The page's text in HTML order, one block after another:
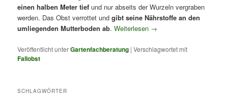
einen halben Meter tief und nur abseits der Wurzeln vergraben
werden. Das Obst verrottet undgibt seine Nährstoffe an den
umliegenden Mutterboden ab.Weiterlesen →
Veröffentlicht unterGartenfachberatung |Verschlagwortet mit
Fallobst
SCHLAGWÖRTER